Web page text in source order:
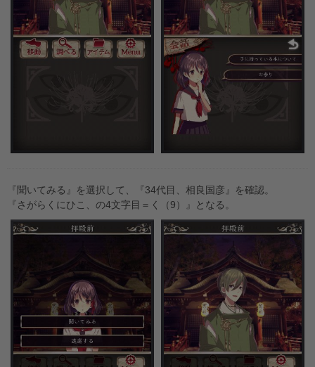
『聞いてみる』を選択して、『34代目、相良国彦』を確認。
『さがらくにひこ、の4文字目＝く（9）』となる。